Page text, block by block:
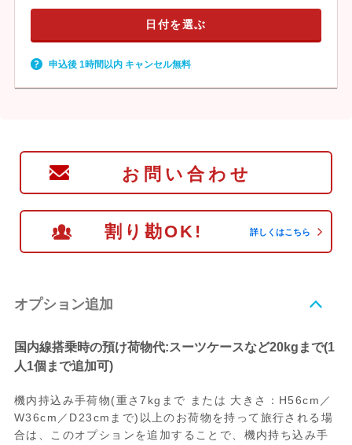
日付を選ぶ
申込後 1時間以内 キャンセル無料
お問い合わせ
割り勘OK! 詳しくはこちら
オプション追加
国内線搭乗時の預け荷物代:スーツケースなど20kgまで(1
人1個まで追加可)
機内持込み手荷物(重さ7kgまで または 大きさ：H56cm／
W36cm／D23cmまで)以上のお荷物を持って旅行される場
合は、このオプションを追加することで、機内持ち込み手